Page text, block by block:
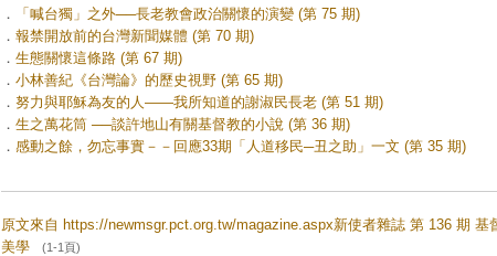
．
「喊台獨」之外──長老教會政治關懷的演變 (第 75 期)
． 報禁開放前的台灣新聞媒體 (第 70 期)
． 生態關懷這條路 (第 67 期)
． 小林善紀《台灣論》的歷史視野 (第 65 期)
． 努力與耶穌為友的人——我所知道的謝淑民長老 (第 51 期)
． 生之萬花筒 ──談許地山有關基督教的小說 (第 36 期)
． 感動之餘，勿忘事實－－回應33期「人道移民─丑之助」一文 (第 35 期)
原文來自 https://newmsgr.pct.org.tw/magazine.aspx新使者雜誌 第 136 期 基
美學 (1-1頁)